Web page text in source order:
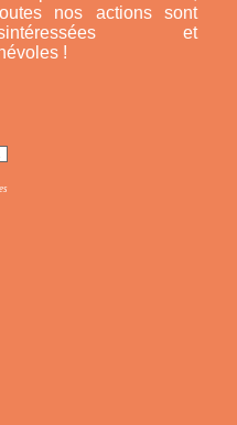
nos actions sont
et
!